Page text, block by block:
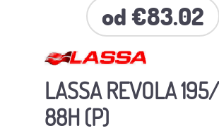
od €83.02
LASSA REVOLA
88H (P)